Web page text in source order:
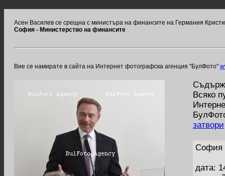
Асен Василев се срещна с министъра на финансите на Германия
София - Министерство на финансите
Вие се намирате в сайта на Интернет фотографска агенция "БулФото"
Всяко
затвори
София
дата: